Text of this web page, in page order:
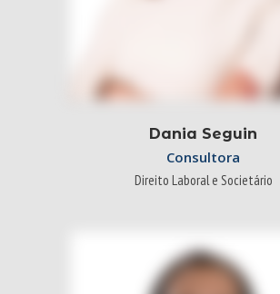
Dania Seguin
Consultora
Direito Laboral e Societário